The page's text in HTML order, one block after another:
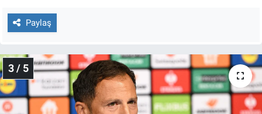
Paylaş
3 / 5